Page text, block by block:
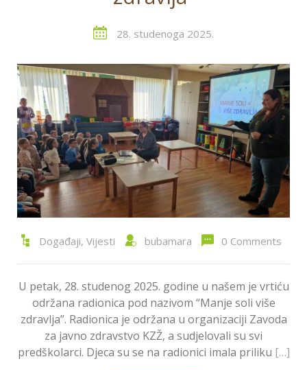
28. studenoga 2025.
Događaji, Vijesti bubamara 0 Comments
U petak, 28. studenog 2025. godine u našem je vrtiću
održana radionica pod nazivom “Manje soli više
zdravlja”. Radionica je održana u organizaciji Zavoda
za javno zdravstvo KZŽ, a sudjelovali su svi
predškolarci. Djeca su se na radionici imala priliku […]